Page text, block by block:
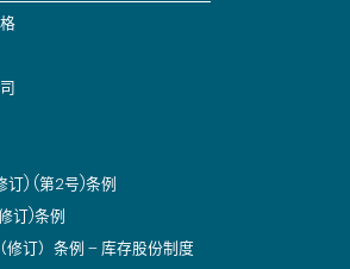
订) (第2号)条例
订)条例
修订）条例 – 库存股份制度